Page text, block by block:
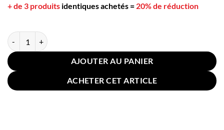
+ de 3 produits identiques achetés = 20% de réduction
quantité de Coussin pour Sol Chaise Patchwork Marron Blanc 58cm
AJOUTER AU PANIER
ACHETER CET ARTICLE